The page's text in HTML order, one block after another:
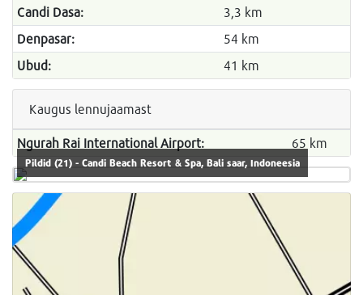
Candi Dasa:
3,3 km
Denpasar:
54 km
Ubud:
41 km
Kaugus lennujaamast
Ngurah Rai International Airport: 65 km
Pildid (21) - Candi Beach Resort & Spa, Bali saar, Indoneesia